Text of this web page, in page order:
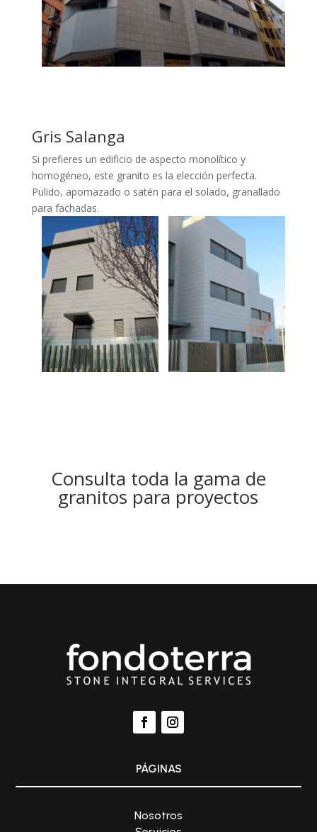
Gris Salanga
Si prefieres un edificio de aspecto monolítico y
homogéneo, este granito es la elección perfecta.
Pulido, apomazado o satén para el solado, granallado
para fachadas.
Consulta toda la gama de
granitos para proyectos
PÁGINAS
Nosotros